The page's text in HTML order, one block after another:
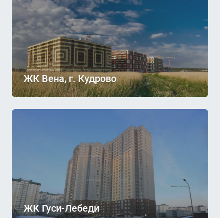
ЖК Вена, г. Кудрово
ЖК Гуси-Лебеди